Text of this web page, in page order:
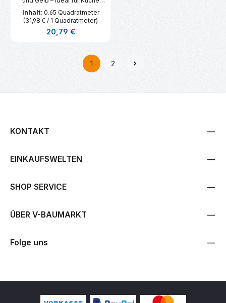
Landhausstil.
Inhalt: 0.65 Quadratmeter
(31,98 € / 1 Quadratmeter)
Regulärer Preis:
20,79 €
Seite
1
Seite
2
KONTAKT
EINKAUFSWELTEN
SHOP SERVICE
ÜBER V-BAUMARKT
Folge uns